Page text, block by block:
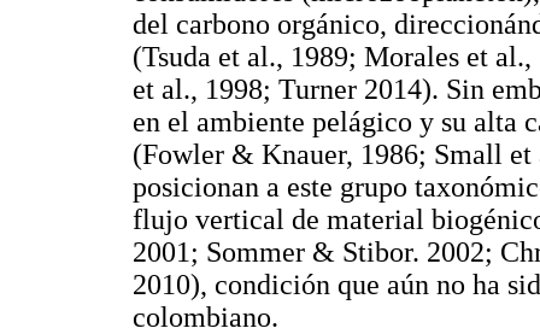
del carbono orgánico,
(Tsuda et al., 1989; Morales et
et al., 1998; Turner 2014). Sin
en el ambiente pelágico y su alta
(Fowler & Knauer, 1986; Small
posicionan a este grupo
flujo vertical de material
2001; Sommer & Stibor. 2002;
2010), condición que aún no ha
colombiano.